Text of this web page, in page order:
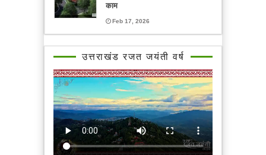
काम
Feb 17, 2026
उत्तराखंड रजत जयंती वर्ष